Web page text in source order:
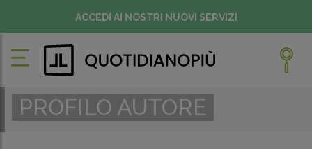
ACCEDI AI NOSTRI NUOVI SERVIZI
PROFILO AUTORE